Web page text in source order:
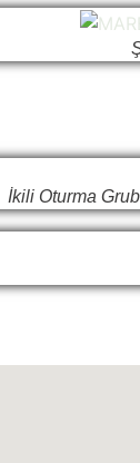
İkili Oturma